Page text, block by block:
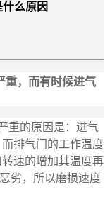
么原因
重，而有时候进气
重的原因是：进气
排气门的工作温度
速的增加其温度再
劣，所以磨损速度